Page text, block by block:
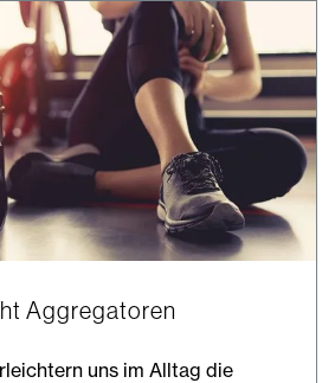
Aggregatoren
uns im Alltag die